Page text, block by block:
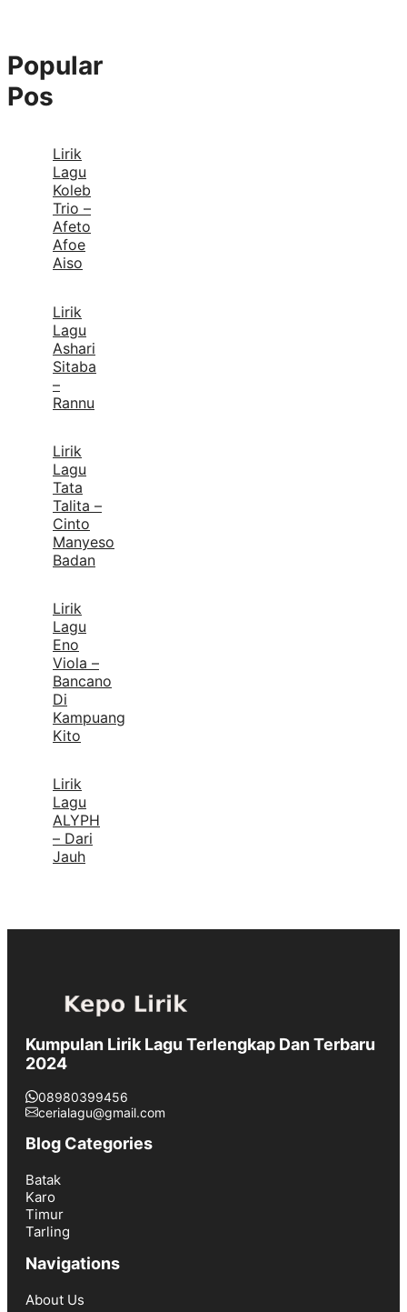
Popular
Pos
Lirik
Lagu
Koleb
Trio –
Afeto
Afoe
Aiso
Lirik
Lagu
Ashari
Sitaba
–
Rannu
Lirik
Lagu
Tata
Talita –
Cinto
Manyeso
Badan
Lirik
Lagu
Eno
Viola –
Bancano
Di
Kampuang
Kito
Lirik
Lagu
ALYPH
– Dari
Jauh
Kumpulan Lirik Lagu Terlengkap Dan Terbaru
2024
08980399456
cerialagu@gmail.com
Blog Categories
Batak
Karo
Timur
Tarling
Navigations
About Us